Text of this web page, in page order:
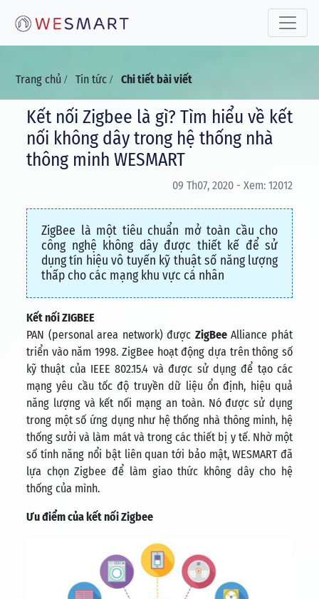
Trang chủ / Tin tức / Chi tiết bài viết
Kết nối Zigbee là gì? Tìm hiểu về kết
nối không dây trong hệ thống nhà
thông minh WESMART
09 Th07, 2020 - Xem: 12012
ZigBee là một tiêu chuẩn mở toàn cầu cho
công nghệ không dây được thiết kế để sử
dụng tín hiệu vô tuyến kỹ thuật số năng lượng
thấp cho các mạng khu vực cá nhân
Kết nối ZIGBEE
PAN (personal area network) được ZigBeeAlliance phát
triển vào năm 1998. ZigBee hoạt động dựa trên thông số
kỹ thuật của IEEE 802.15.4 và được sử dụng để tạo các
mạng yêu cầu tốc độ truyền dữ liệu ổn định, hiệu quả
năng lượng và kết nối mạng an toàn. Nó được sử dụng
trong một số ứng dụng như hệ thống nhà thông minh, hệ
thống sưởi và làm mát và trong các thiết bị y tế. Nhờ một
số tính năng nổi bật liên quan tới bảo mật, WESMART đã
lựa chọn Zigbee để làm giao thức không dây cho hệ
thống của mình.
Ưu điểm của kết nối Zigbee